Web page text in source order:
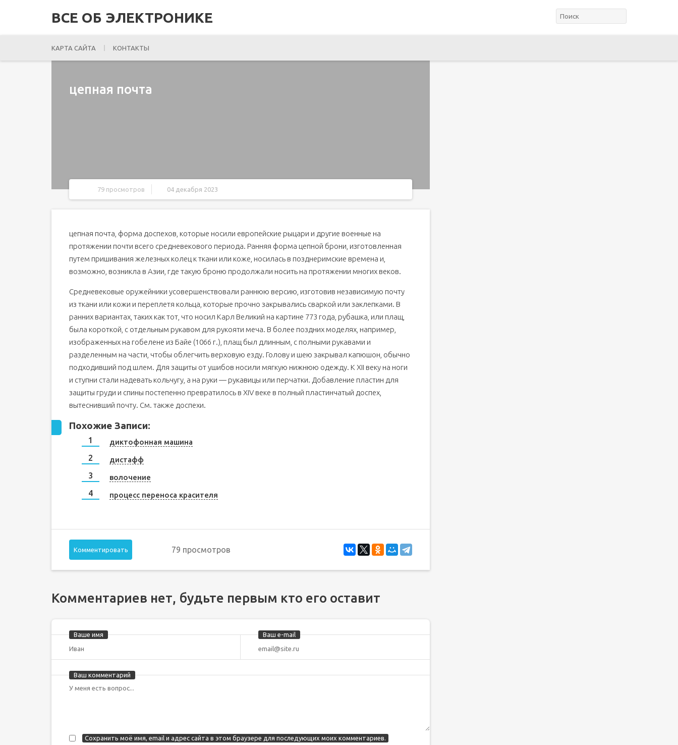
ВСЕ ОБ ЭЛЕКТРОНИКЕ
КАРТА САЙТА КОНТАКТЫ
цепная почта
79 просмотров 04 декабря 2023
цепная почта, форма доспехов, которые носили европейские рыцари и другие военные на
протяжении почти всего средневекового периода. Ранняя форма цепной брони, изготовленная
путем пришивания железных колец к ткани или коже, носилась в позднеримские времена и,
возможно, возникла в Азии, где такую броню продолжали носить на протяжении многих веков.
Средневековые оружейники усовершенствовали раннюю версию, изготовив независимую почту
из ткани или кожи и переплетя кольца, которые прочно закрывались сваркой или заклепками. В
ранних вариантах, таких как тот, что носил Карл Великий на картине 773 года, рубашка, или плащ,
была короткой, с отдельным рукавом для рукояти меча. В более поздних моделях, например,
изображенных на гобелене из Байе (1066 г.), плащ был длинным, с полными рукавами и
разделенным на части, чтобы облегчить верховую езду. Голову и шею закрывал капюшон, обычно
подходивший под шлем. Для защиты от ушибов носили мягкую нижнюю одежду. К XII веку на ноги
и ступни стали надевать кольчугу, а на руки — рукавицы или перчатки. Добавление пластин для
защиты груди и спины постепенно превратилось в XIV веке в полный пластинчатый доспех,
вытеснивший почту. См. также доспехи.
Похожие Записи:
диктофонная машина
дистафф
волочение
процесс переноса красителя
Комментировать 79 просмотров
Комментариев нет, будьте первым кто его оставит
Ваше имя Ваш e-mail
Ваш комментарий
Сохранить моё имя, email и адрес сайта в этом браузере для последующих моих комментариев.